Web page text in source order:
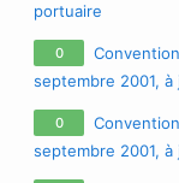
portuaire
0
septembre 2001, à
0
septembre 2001, à